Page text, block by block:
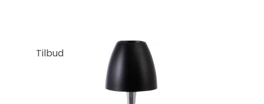
Tilbud